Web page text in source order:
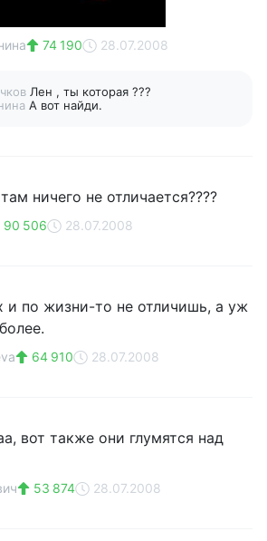
74 190 28.07.2008
Лен , ты которая ???
А вот найди.
ничего не отличается????
90 506 28.07.2008
и по жизни-то не отличишь, а уж
64 910 28.07.2008
вот также они глумятся над
53 874 28.07.2008